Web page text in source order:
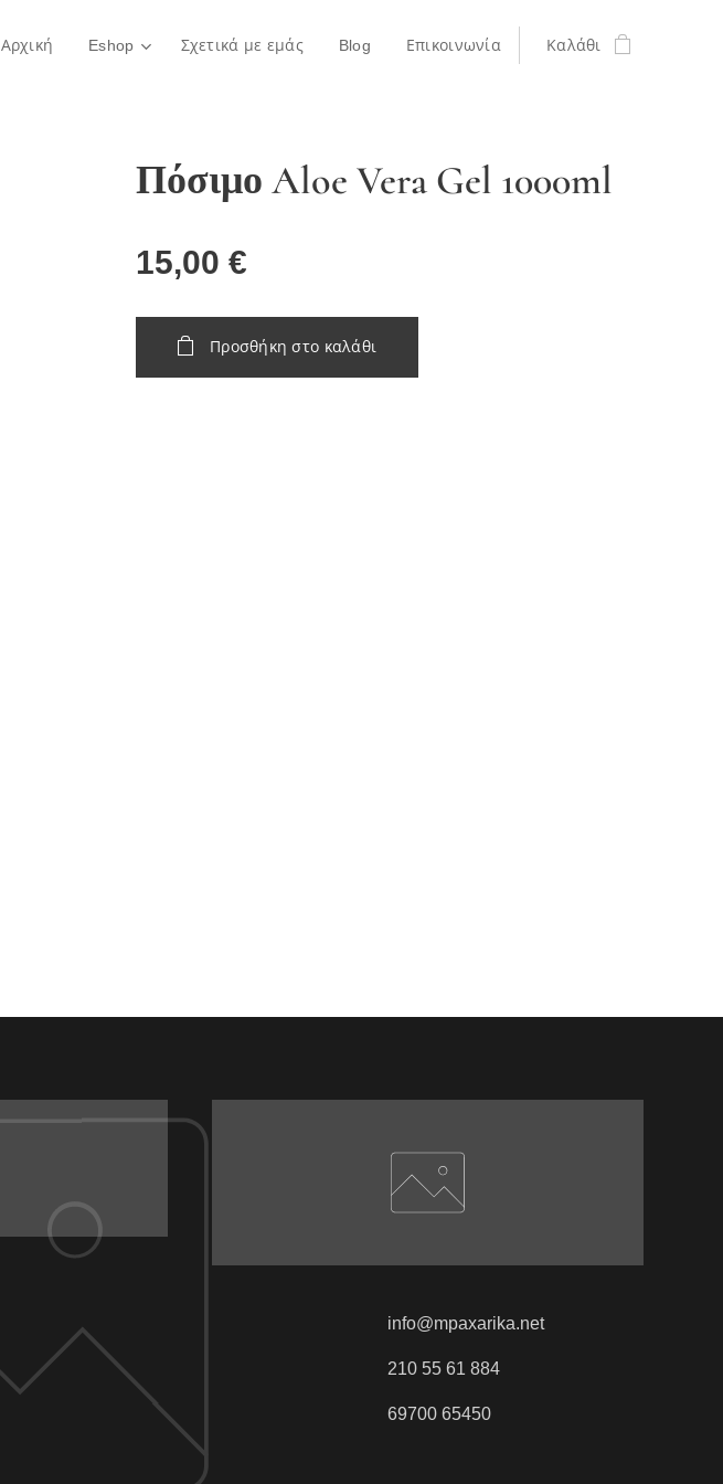
Αρχική Eshop Σχετικά με εμάς Blog Επικοινωνία Καλάθι
Πόσιμο Aloe Vera Gel 1000ml
15,00 €
Προσθήκη στο καλάθι
info@mpaxarika.net
210 55 61 884
69700 65450